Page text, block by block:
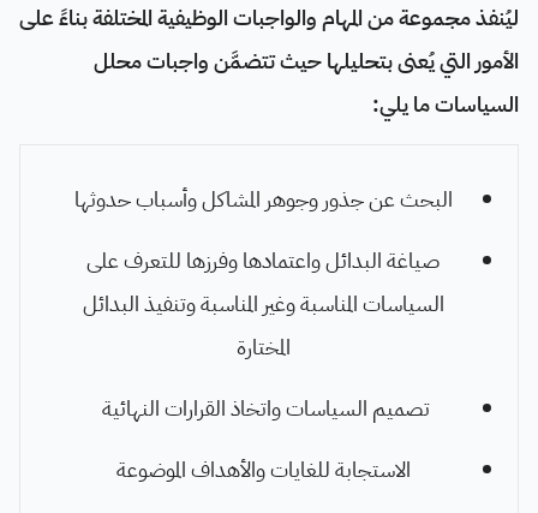
ليُنفذ مجموعة من المهام والواجبات الوظيفية المختلفة بناءً على
الأمور التي يُعنى بتحليلها حيث تتضمَّن واجبات محلل
السياسات ما يلي:
البحث عن جذور وجوهر المشاكل وأسباب حدوثها
صياغة البدائل واعتمادها وفرزها للتعرف على
السياسات المناسبة وغير المناسبة وتنفيذ البدائل
المختارة
تصميم السياسات واتخاذ القرارات النهائية
الاستجابة للغايات والأهداف الموضوعة